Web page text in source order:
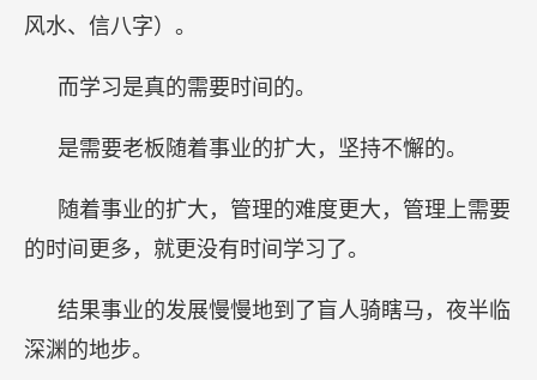
风水、信八字）。
而学习是真的需要时间的。
是需要老板随着事业的扩大，坚持不懈的。
随着事业的扩大，管理的难度更大，管理上需要
的时间更多，就更没有时间学习了。
结果事业的发展慢慢地到了盲人骑瞎马，夜半临
深渊的地步。